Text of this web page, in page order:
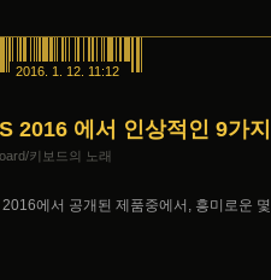
2016. 1. 12. 11:12
2016 에서 인상적인 9가
키보드의 노래
에서 공개된 제품중에서, 흥미로운